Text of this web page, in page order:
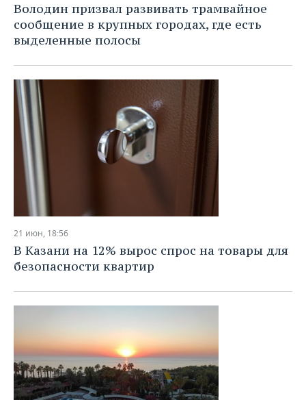
Володин призвал развивать трамвайное
сообщение в крупных городах, где есть
выделенные полосы
21 июн, 18:56
В Казани на 12% вырос спрос на товары для
безопасности квартир